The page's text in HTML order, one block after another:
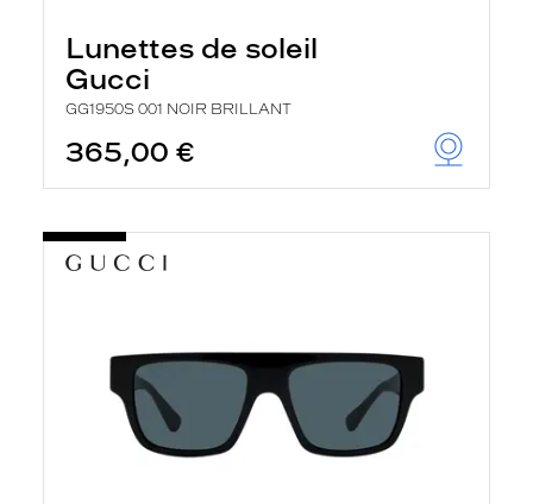
Lunettes de soleil
Gucci
GG1950S 001 NOIR BRILLANT
365,00 €